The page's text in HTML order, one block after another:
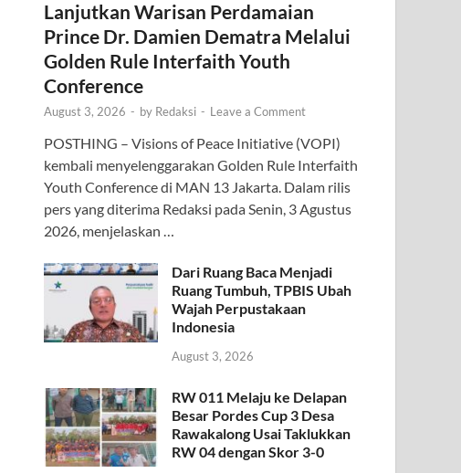
Lanjutkan Warisan Perdamaian
Prince Dr. Damien Dematra Melalui
Golden Rule Interfaith Youth
Conference
August 3, 2026 - by Redaksi - Leave a Comment
POSTHING – Visions of Peace Initiative (VOPI)
kembali menyelenggarakan Golden Rule Interfaith
Youth Conference di MAN 13 Jakarta. Dalam rilis
pers yang diterima Redaksi pada Senin, 3 Agustus
2026, menjelaskan …
Dari Ruang Baca Menjadi
Ruang Tumbuh, TPBIS Ubah
Wajah Perpustakaan
Indonesia
August 3, 2026
RW 011 Melaju ke Delapan
Besar Pordes Cup 3 Desa
Rawakalong Usai Taklukkan
RW 04 dengan Skor 3-0